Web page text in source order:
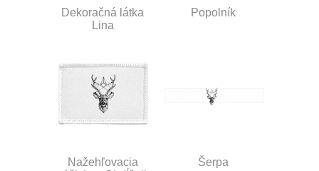
Dekoračná látka
Lina
Popolník
Nažehľovacia
Šerpa